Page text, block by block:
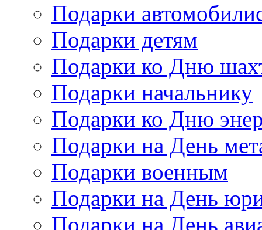
Подарки
Подарки детям
Подарки ко Дню
Подарки начальнику
Подарки ко Дню
Подарки на День
Подарки военным
Подарки на День
Подарки на День